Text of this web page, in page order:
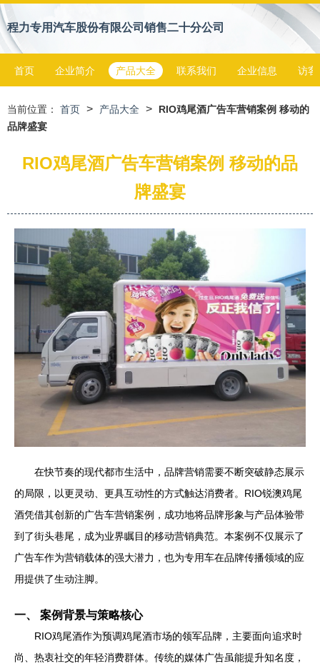
程力专用汽车股份有限公司销售二十分公司
首页 企业简介 产品大全 联系我们 企业信息 访客
当前位置： 首页 > 产品大全 >
RIO鸡尾酒广告车营销案例 移动的
品牌盛宴
RIO鸡尾酒广告车营销案例 移动的品
牌盛宴
在快节奏的现代都市生活中，品牌营销需要不断突破静态展示
的局限，以更灵动、更具互动性的方式触达消费者。RIO锐澳鸡尾
酒凭借其创新的广告车营销案例，成功地将品牌形象与产品体验带
到了街头巷尾，成为业界瞩目的移动营销典范。本案例不仅展示了
广告车作为营销载体的强大潜力，也为专用车在品牌传播领域的应
用提供了生动注脚。
一、 案例背景与策略核心
RIO鸡尾酒作为预调鸡尾酒市场的领军品牌，主要面向追求时
尚、热衷社交的年轻消费群体。传统的媒体广告虽能提升知名度，